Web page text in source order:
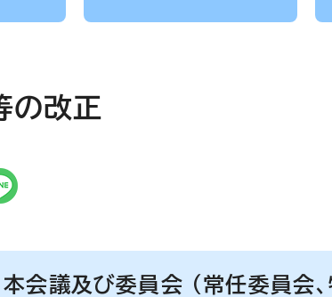
の改正
本会議及び委員会 （常任委員会